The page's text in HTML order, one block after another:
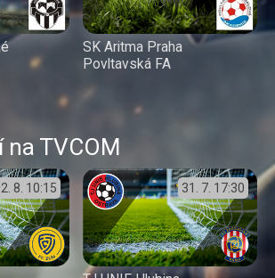
SK Aritma Praha
Povltavská FA
na TVCOM
2. 8. 10:15 31. 7. 17:30